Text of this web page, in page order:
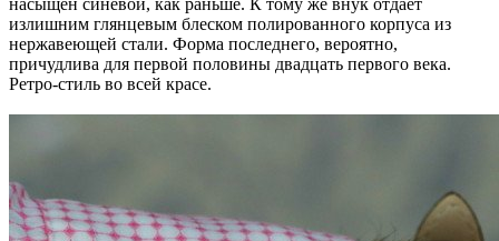
излишним глянцевым блеском полированного корпуса из
нержавеющей стали. Форма последнего, вероятно,
причудлива для первой половины двадцать первого века.
Ретро-стиль во всей красе.